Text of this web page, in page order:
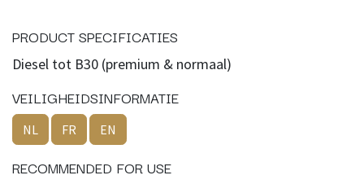
PRODUCT SPECIFICATIES
Diesel tot B30 (premium & normaal)
VEILIGHEIDSINFORMATIE
NL FR EN
RECOMMENDED FOR USE